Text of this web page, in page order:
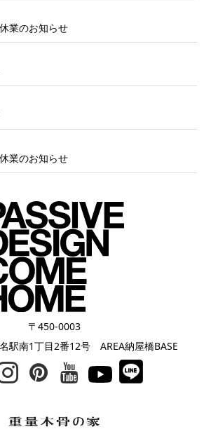
業のお知らせ
業のお知らせ
〒450-0003
駅南1丁目2番12号 AREA納屋橋BASE